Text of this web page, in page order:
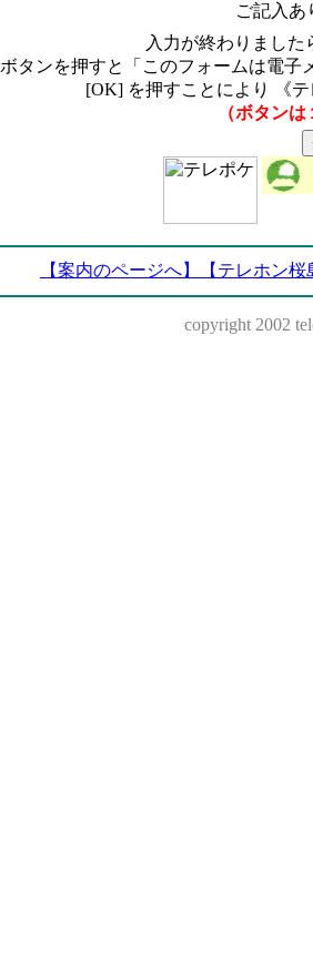
ご記入あ
入力が終わりまし
ボタンを押すと「このフォームは電子
[OK] を押すことにより 《
（ボタン
【案内のページへ】 【テレホン
copyright 2002